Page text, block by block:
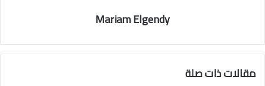
Mariam Elgendy
مقالات ذات صلة